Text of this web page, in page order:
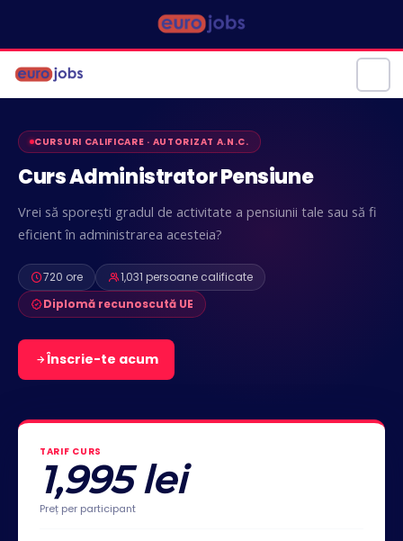
CURSURI CALIFICARE · AUTORIZAT A.N.C.
Curs Administrator Pensiune
Vrei să sporești gradul de activitate a pensiunii tale sau să fi
eficient în administrarea acesteia?
720 ore
1,031 persoane calificate
Diplomă recunoscută UE
Înscrie-te acum
TARIF CURS
1,995 lei
Preț per participant